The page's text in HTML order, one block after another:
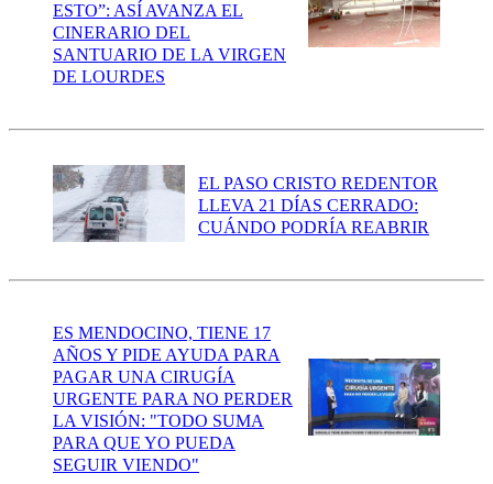
ESTO”: ASÍ AVANZA EL
CINERARIO DEL
SANTUARIO DE LA VIRGEN
DE LOURDES
EL PASO CRISTO REDENTOR
LLEVA 21 DÍAS CERRADO:
CUÁNDO PODRÍA REABRIR
ES MENDOCINO, TIENE 17
AÑOS Y PIDE AYUDA PARA
PAGAR UNA CIRUGÍA
URGENTE PARA NO PERDER
LA VISIÓN: "TODO SUMA
PARA QUE YO PUEDA
SEGUIR VIENDO"